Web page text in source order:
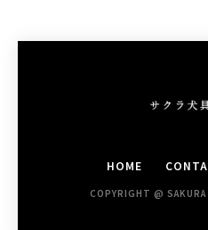
HOME
COPYRIGHT @